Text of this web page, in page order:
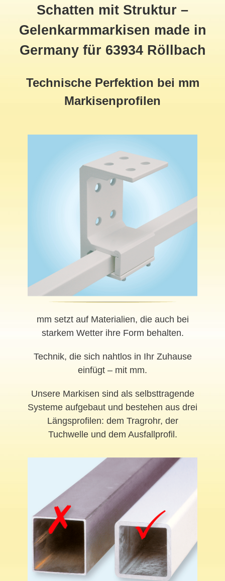
Schatten mit Struktur –
Gelenkarmmarkisen made in
Germany für 63934 Röllbach
Technische Perfektion bei mm
Markisenprofilen
mm setzt auf Materialien, die auch bei
starkem Wetter ihre Form behalten.
Technik, die sich nahtlos in Ihr Zuhause
einfügt – mit mm.
Unsere Markisen sind als selbsttragende
Systeme aufgebaut und bestehen aus drei
Längsprofilen: dem Tragrohr, der
Tuchwelle und dem Ausfallprofil.